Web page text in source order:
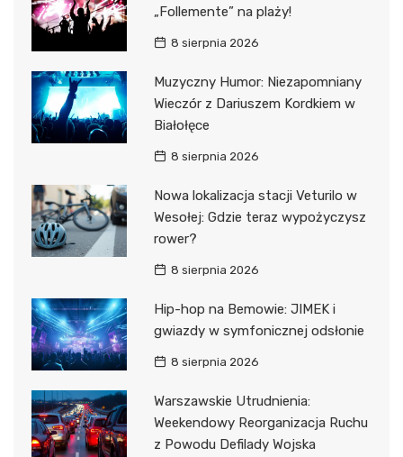
„Follemente” na plaży!
8 sierpnia 2026
Muzyczny Humor: Niezapomniany
Wieczór z Dariuszem Kordkiem w
Białołęce
8 sierpnia 2026
Nowa lokalizacja stacji Veturilo w
Wesołej: Gdzie teraz wypożyczysz
rower?
8 sierpnia 2026
Hip-hop na Bemowie: JIMEK i
gwiazdy w symfonicznej odsłonie
8 sierpnia 2026
Warszawskie Utrudnienia:
Weekendowy Reorganizacja Ruchu
z Powodu Defilady Wojska